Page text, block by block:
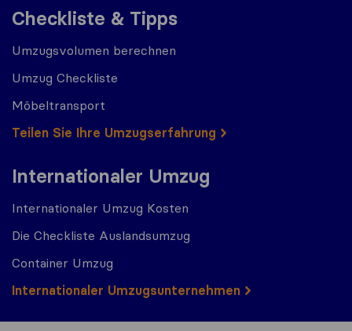
Checkliste & Tipps
Umzugsvolumen berechnen
Umzug Checkliste
Möbeltransport
Teilen Sie Ihre Umzugserfahrung
Internationaler Umzug
Internationaler Umzug Kosten
Die Checkliste Auslandsumzug
Container Umzug
Internationaler Umzugsunternehmen